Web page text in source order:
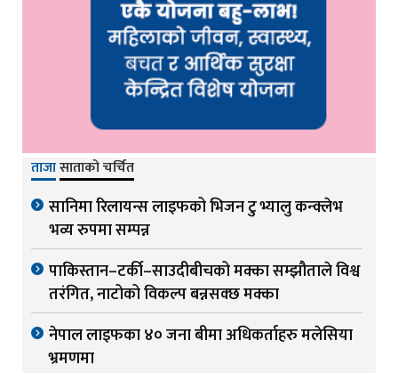
ताजासाताको चर्चित
सानिमा रिलायन्स लाइफको भिजन टु भ्यालु कन्क्लेभ
भव्य रुपमा सम्पन्न
पाकिस्तान–टर्की–साउदीबीचको मक्का सम्झौताले विश्व
तरंगित, नाटोको विकल्प बन्नसक्छ मक्का
नेपाल लाइफका ४० जना बीमा अधिकर्ताहरु मलेसिया
भ्रमणमा